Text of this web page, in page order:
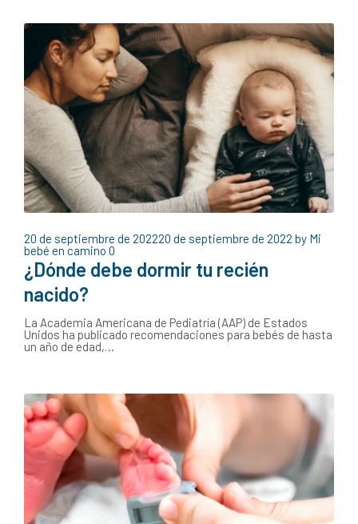
20 de septiembre de 202220 de septiembre de 2022 by Mi
bebé en camino 0
¿Dónde debe dormir tu recién
nacido?
La Academia Americana de Pediatría (AAP) de Estados
Unidos ha publicado recomendaciones para bebés de hasta
un año de edad,…